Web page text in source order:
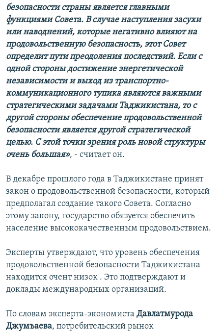
безопасности страны является главными
функциями Совета. В случае наступления засухи
или наводнений, которые негативно влияют на
продовольственную безопасность, этот Совет
определит пути преодоления последствий. Если с
одной стороны достижение энергетической
независимости и выход из транспортно-
коммуникационного тупика являются важными
стратегическими задачами Таджикистана, то с
другой стороны обеспечение продовольственной
безопасности является другой стратегической
целью. С этой точки зрения роль новой структуры
очень большая», - считает он.
В декабре прошлого года в Таджикистане принят
закон о продовольственной безопасности, который
предполагал создание такого Совета. Согласно
этому закону, государство обязуется обеспечить
население высококачественным продовольствием.
Эксперты утверждают, что уровень обеспечения
продовольственной безопасности Таджикистана
находится очент низок . Это подтверждают и
доклады международных организаций.
По словам эксперта-экономиста Давлатмурода
Джумъаева, потребительский рынок